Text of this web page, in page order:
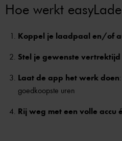
Hoe werkt
Koppel je laadpaal en/of
Stel je gewenste vertrektijd
Laat de app het werk doen
goedkoopste uren
Rij weg met een volle accu